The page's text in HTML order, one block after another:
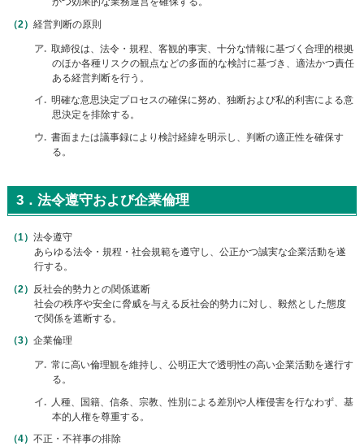
経営判断の原則
ア
取締役は、法令・規程、客観的事実、十分な情報に基づく合理的根拠
のほか各種リスクの観点などの多面的な検討に基づき、適法かつ責任
ある経営判断を行う。
イ
明確な意思決定プロセスの確保に努め、独断および私的利害による意
思決定を排除する。
ウ
書面または議事録により検討経緯を明示し、判断の適正性を確保す
る。
3．法令遵守および企業倫理
法令遵守
あらゆる法令・規程・社会規範を遵守し、公正かつ誠実な企業活動を遂
行する。
反社会的勢力との関係遮断
社会の秩序や安全に脅威を与える反社会的勢力に対し、毅然とした態度
で関係を遮断する。
企業倫理
ア
常に高い倫理観を維持し、公明正大で透明性の高い企業活動を遂行す
る。
イ
人種、国籍、信条、宗教、性別による差別や人権侵害を行なわず、基
本的人権を尊重する。
不正・不祥事の排除